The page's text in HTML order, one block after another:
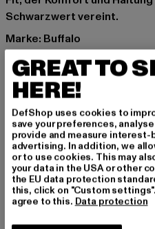
Schwarzwert vereint.
Marke: Buffalo
Farbe: schwarz
Hersteller Farbe: black
Obermaterial: sonstiges
Innenfutter: sonstiges
Art.Nr: PD00016415-00007
Hersteller: Buffalo Boots
boots.com
Schanzenstraße 41 | 51063
GREAT TO
HERE!
DefShop uses cookies to
save your preferences,
provide and measure
advertising. In addition, we
or to use cookies. This may
your data in the USA or other
the EU data protection
this, click on "Custom
agree to this. Data protection